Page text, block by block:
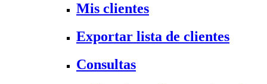
Mis clientes
Exportar lista de clientes
Consultas